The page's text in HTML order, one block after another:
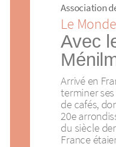
Association
Le
Avec
Arrivé en
terminer
de cafés,
20e
du siècle
France